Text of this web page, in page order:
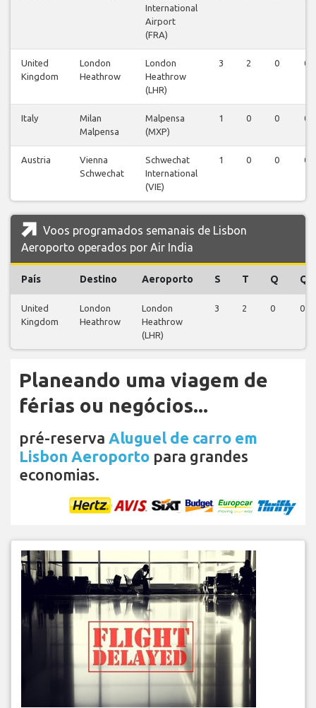
International
Airport
(FRA)
United
Kingdom
London
Heathrow
London
Heathrow
(LHR)
3 2 0 0
Italy
Milan
Malpensa
Malpensa
(MXP)
1 0 0 0
Austria
Vienna
Schwechat
Schwechat
International
(VIE)
1 0 0 0
Voos programados semanais de Lisbon
Aeroporto operados por Air India
País Destino Aeroporto S T Q Q
United
Kingdom
London
Heathrow
London
Heathrow
(LHR)
3 2 0 0
Planeando uma viagem de
férias ou negócios...
pré-reserva Aluguel de carro em
Lisbon Aeroporto para grandes
economias.